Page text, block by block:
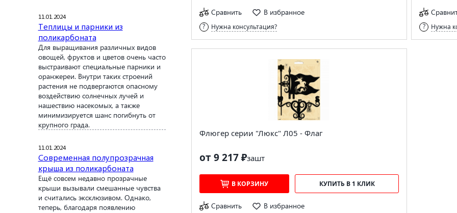
11.01.2024
Теплицы и парники из
поликарбоната
Для выращивания различных видов
овощей, фруктов и цветов очень часто
выстраивают специальные парники и
оранжереи. Внутри таких строений
растения не подвергаются опасному
воздействию солнечных лучей и
нашествию насекомых, а также
минимизируется шанс погибнуть от
крупного града.
11.01.2024
Современная полупрозрачная
крыша из поликарбоната
Ещё совсем недавно прозрачные
крыши вызывали смешанные чувства
и считались эксклюзивом. Однако,
теперь, благодаря появлению
Сравнить В избранное
Нужна консультация? Нужна
Флюгер серии "Люкс" Л05 - Флаг
от 9 217 ₽зашт
В КОРЗИНУ КУПИТЬ В 1 КЛИК
Сравнить В избранное